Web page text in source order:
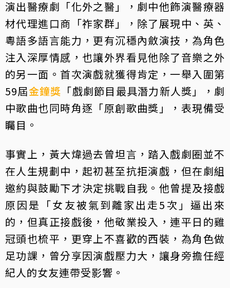
演出醫療劇「化外之醫」，劇中他飾演醫療器
材代理進口商「祚家群」，除了展現中、英、
粵語多語言能力，更有沉穩內斂演技，為角色
注入深厚情感，也讓外界看見他除了音樂之外
的另一面。首次演戲就獲得肯定，一舉入圍第
59屆金鐘獎 「戲劇節目最具潛力新人獎」，劇
中歌曲也同時角逐「原創歌曲獎」，表現備受
矚目。
事實上，黃大煒過去曾坦言，踏入戲劇圈並不
在人生規劃中，起初甚至抗拒演戲，但在劇組
邀約與鼓勵下才決定挑戰自我。他曾提及接戲
原因是「女友被氣到離家出走5次」逼出來
的，但真正接戲後，他敬業投入，連平日的雞
冠頭也梳平，更穿上不喜歡的西裝，為角色做
足功課，曾分享因演戲壓力大，讓身旁擔任經
紀人的女友連帶受影響。